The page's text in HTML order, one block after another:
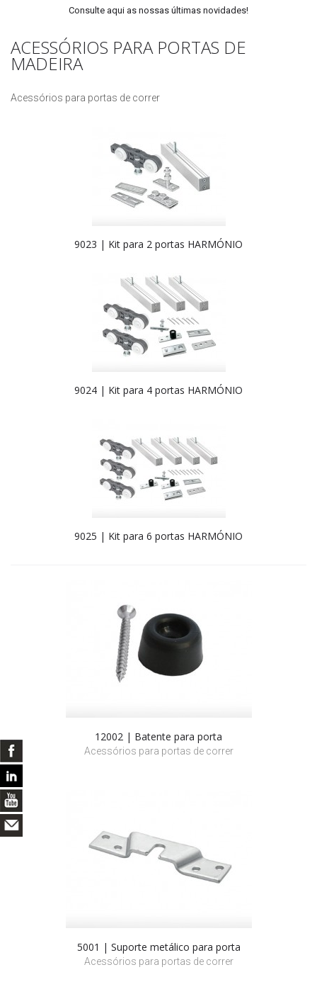
Consulte aqui as nossas últimas novidades!
ACESSÓRIOS PARA PORTAS DE
MADEIRA
Acessórios para portas de correr
9023 | Kit para 2 portas HARMÓNIO
9024 | Kit para 4 portas HARMÓNIO
9025 | Kit para 6 portas HARMÓNIO
12002 | Batente para porta
Acessórios para portas de correr
5001 | Suporte metálico para porta
Acessórios para portas de correr